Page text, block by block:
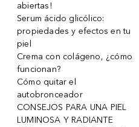
abiertas!
Serum ácido glicólico:
propiedades y efectos en tu
piel
Crema con colágeno, ¿cómo
funcionan?
Cómo quitar el
autobronceador
CONSEJOS PARA UNA PIEL
LUMINOSA Y RADIANTE